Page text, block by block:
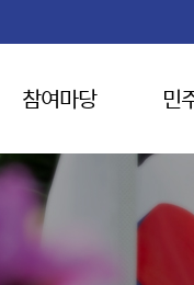
참여마당 민